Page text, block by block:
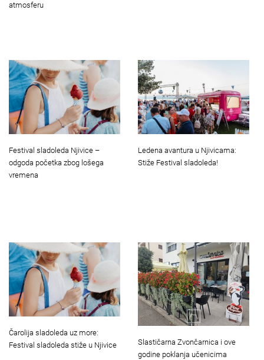
atmosferu
Festival sladoleda Njivice –
odgoda početka zbog lošega
vremena
Ledena avantura u Njivicama:
Stiže Festival sladoleda!
Čarolija sladoleda uz more:
Festival sladoleda stiže u Njivice
Slastičarna Zvončarnica i ove
godine poklanja učenicima